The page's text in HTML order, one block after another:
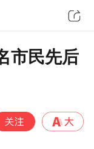
市民先后